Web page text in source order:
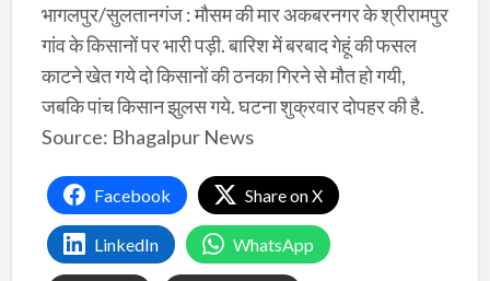
भागलपुर/सुलतानगंज : मौसम की मार अकबरनगर के श्रीरामपुर
गांव के किसानों पर भारी पड़ी. बारिश में बरबाद गेहूं की फसल
काटने खेत गये दो किसानों की ठनका गिरने से मौत हो गयी,
जबकि पांच किसान झुलस गये. घटना शुक्रवार दोपहर की है.
Source: Bhagalpur News
Facebook Share on X
LinkedIn WhatsApp